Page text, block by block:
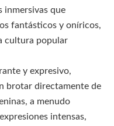
inmersivas que
fantásticos y oníricos,
cultura popular
y expresivo,
brotar directamente de
a menudo
intensas,